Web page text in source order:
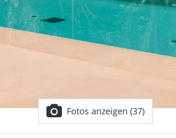
Fotos anzeigen (37)